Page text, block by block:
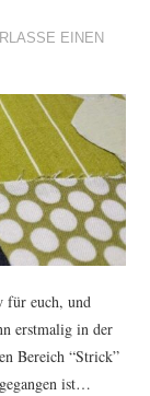
EINEN
für euch, und
erstmalig in der
Bereich “Strick”
ist…